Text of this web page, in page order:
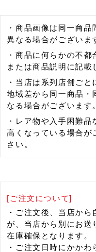
・商品画像は同一商
異なる場合がございま
・商品に何らかの不
または商品説明に記載
・当店は系列店舗ごと
地域差から同一商品・
なる場合がございます
・レア物や入手困難
高くなっている場合が
さい。
[ご注文について]
・ご注文後、当店か
が、当店から別にお送
在庫確保となります。
・ご注文日時にかか